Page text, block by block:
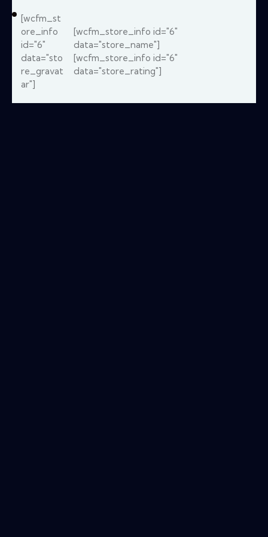
[wcfm_st
ore_info
id="6"
data="sto
re_gravat
ar"]
[wcfm_store_info id="6"
data="store_name"]
[wcfm_store_info id="6"
data="store_rating"]